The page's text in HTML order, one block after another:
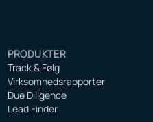
PRODUKTER
Track & Følg
Virksomhedsrapporter
Due Diligence
Lead Finder